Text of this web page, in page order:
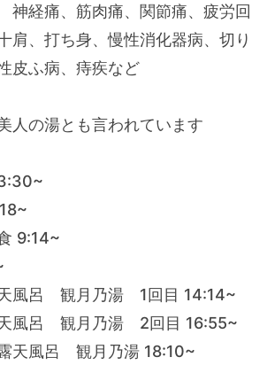
経痛、筋肉痛、関節痛、疲労回
肩、打ち身、慢性消化器病、切り
皮ふ病、痔疾など
人の湯とも言われています
9:14~
呂 観月乃湯 1回目 14:14~
呂 観月乃湯 2回目 16:55~
風呂 観月乃湯 18:10~